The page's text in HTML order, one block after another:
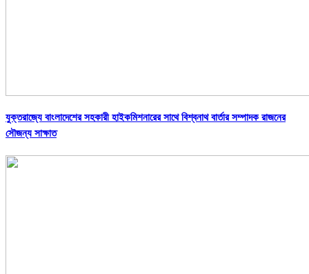
যুক্তরাজ্যে বাংলাদেশের সহকারী হাইকমিশনারের সাথে বিশ্বনাথ বার্তার সম্পাদক রাজনের
সৌজন্য সাক্ষাত